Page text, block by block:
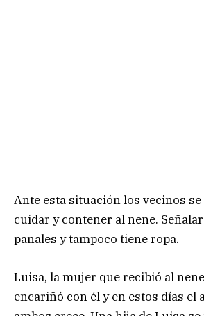
Ante esta situación los vecinos
cuidar y contener al nene.
pañales y tampoco tiene ropa.
Luisa, la mujer que recibió al
encariñó con él y en estos días el